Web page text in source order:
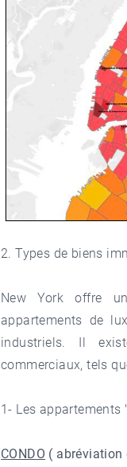
2. Types de biens
New York offre
appartements de
industriels. Il
commerciaux, tels
1- Les appartements
CONDO ( abréviation